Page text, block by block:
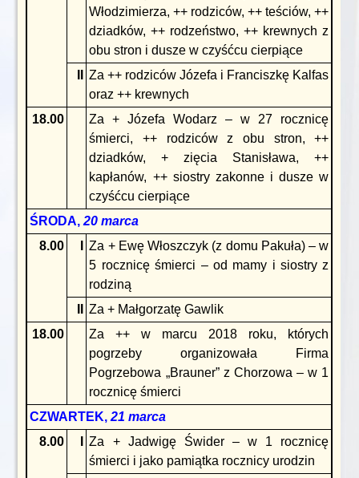
Włodzimierza, ++ rodziców, ++ teściów, ++
dziadków, ++ rodzeństwo, ++ krewnych z
obu stron i dusze w czyśćcu cierpiące
Za ++ rodziców Józefa i Franciszkę Kalfas
oraz ++ krewnych
18.00
Za + Józefa Wodarz – w 27 rocznicę
śmierci, ++ rodziców z obu stron, ++
dziadków, + zięcia Stanisława, ++
kapłanów, ++ siostry zakonne i dusze w
czyśćcu cierpiące
ŚRODA,20 marca
8.00
Za + Ewę Włoszczyk (z domu Pakuła) – w
5 rocznicę śmierci – od mamy i siostry z
rodziną
Za + Małgorzatę Gawlik
18.00
Za ++ w marcu 2018 roku, których
pogrzeby organizowała Firma
Pogrzebowa „Brauner” z Chorzowa – w 1
rocznicę śmierci
CZWARTEK,21 marca
8.00
Za + Jadwigę Świder – w 1 rocznicę
śmierci i jako pamiątka rocznicy urodzin